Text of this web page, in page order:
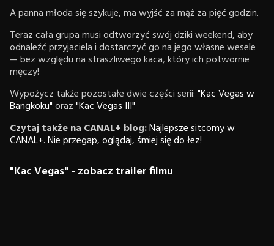
A panna młoda się szykuje, ma wyjść za mąż za pięć godzin.
Teraz cała grupa musi odtworzyć swój dziki weekend, aby
odnaleźć przyjaciela i dostarczyć go na jego własne wesele
— bez względu na straszliwego kaca, który ich potwornie
męczy!
Wypożycz także pozostałe dwie części serii:"Kac Vegas w
Bangkoku"oraz"Kac Vegas III"
Czytaj także na CANAL+ blog:Najlepsze sitcomy w
CANAL+. Nie przegap, oglądaj, śmiej się do łez!
"Kac Vegas" - zobacz trailer filmu